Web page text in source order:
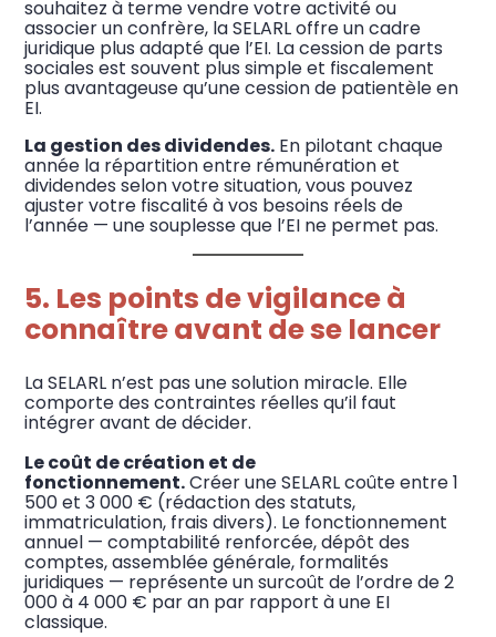
souhaitez à terme vendre votre activité ou
associer un confrère, la SELARL offre un cadre
juridique plus adapté que l’EI. La cession de parts
sociales est souvent plus simple et fiscalement
plus avantageuse qu’une cession de patientèle en
EI.
La gestion des dividendes. En pilotant chaque
année la répartition entre rémunération et
dividendes selon votre situation, vous pouvez
ajuster votre fiscalité à vos besoins réels de
l’année — une souplesse que l’EI ne permet pas.
5. Les points de vigilance à
connaître avant de se lancer
La SELARL n’est pas une solution miracle. Elle
comporte des contraintes réelles qu’il faut
intégrer avant de décider.
Le coût de création et de
fonctionnement.Créer une SELARL coûte entre 1
500 et 3 000 € (rédaction des statuts,
immatriculation, frais divers). Le fonctionnement
annuel — comptabilité renforcée, dépôt des
comptes, assemblée générale, formalités
juridiques — représente un surcoût de l’ordre de 2
000 à 4 000 € par an par rapport à une EI
classique.